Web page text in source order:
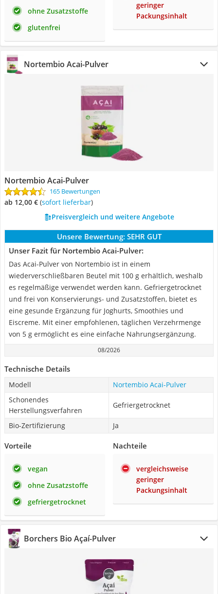
ohne Zusatzstoffe
glutenfrei
geringer
Packungsinhalt
Nortembio Acai-Pulver
Nortembio Acai-Pulver
165 Bewertungen
ab 12,00 € ( Sofort lieferbar)
Preisvergleich und weitere Angebote
Unsere Bewertung: SEHR GUT
Unser Fazit für Nortembio Acai-Pulver:
Das Acai-Pulver von Nortembio ist in einem
wiederverschließbaren Beutel mit 100 g erhältlich, weshalb
es regelmäßige verwendet werden kann. Gefriergetrocknet
und frei von Konservierungs- und Zusatzstoffen, bietet es
eine gesunde Ergänzung für Joghurts, Smoothies und
Eiscreme. Mit einer empfohlenen, täglichen Verzehrmenge
von 5 g ermöglicht es eine einfache Nahrungsergänzung.
08/2026
Technische Details
Modell
Nortembio Acai-Pulver
Schonendes
Herstellungsverfahren
Gefriergetrocknet
Bio-Zertifizierung Ja
Vorteile
vegan
ohne Zusatzstoffe
gefriergetrocknet
Nachteile
vergleichsweise
geringer
Packungsinhalt
Borchers Bio Açaí-Pulver